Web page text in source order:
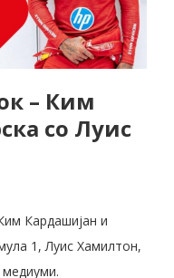
– Ким
со Луис
Кардашијан и
1, Луис Хамилтон,
медиуми.